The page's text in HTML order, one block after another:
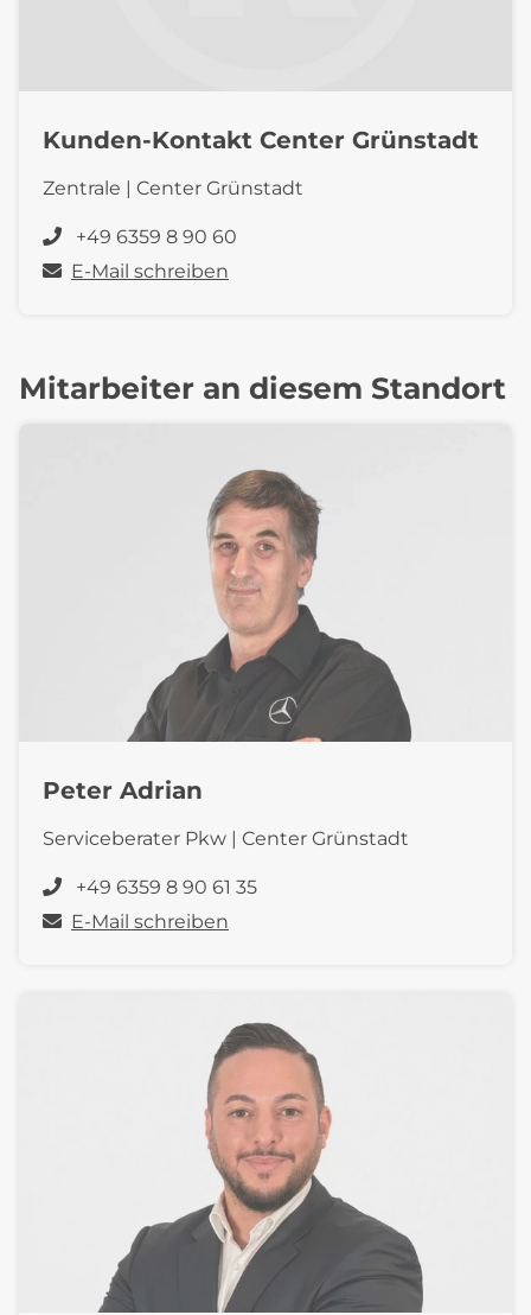
Kunden-Kontakt Center Grünstadt
Zentrale | Center Grünstadt
+49 6359 8 90 60
E-Mail schreiben
Mitarbeiter an diesem Standort
Peter Adrian
Serviceberater Pkw | Center Grünstadt
+49 6359 8 90 61 35
E-Mail schreiben